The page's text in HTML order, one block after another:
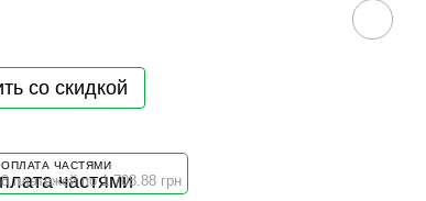
со скидкой
ОПЛАТА ЧАСТЯМИ
8 платежей по 1 708.88 грн